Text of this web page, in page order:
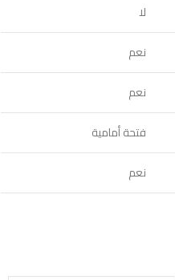
لا
نعم
نعم
فتحة أمامية
نعم